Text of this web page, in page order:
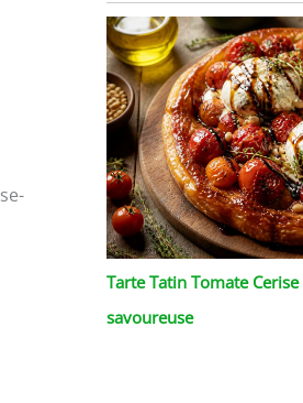
Tarte Tatin Tomate
savoureuse